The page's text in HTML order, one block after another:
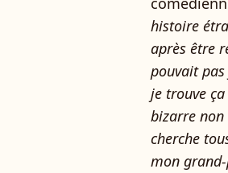
histoire
après être
pouvait
je trouve
bizarre non
cherche
mon